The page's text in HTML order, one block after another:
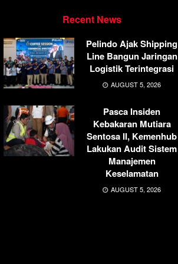
Recent News
Pelindo Ajak Shipping
Line Bangun Jaringan
Logistik Terintegrasi
AUGUST 5, 2026
Pasca Insiden
Kebakaran Mutiara
Sentosa II, Kemenhub
Lakukan Audit Sistem
Manajemen
Keselamatan
AUGUST 5, 2026